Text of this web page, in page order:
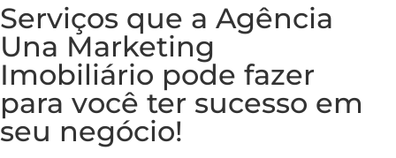
Serviços que a Agência
Una Marketing
Imobiliário pode fazer
para você ter sucesso em
seu negócio!